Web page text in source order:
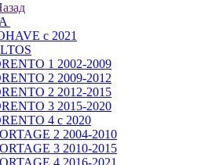
с 2021
1 2002-2009
2 2009-2012
2 2012-2015
3 2015-2020
4 с 2020
2 2004-2010
3 2010-2015
4 2016-2021